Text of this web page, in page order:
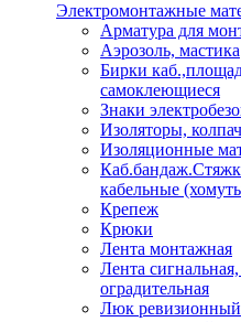
Электромонтажные
Арматура для
Аэрозоль, мастика
Бирки
самоклеющиеся
Знаки
Изоляторы,
Изоляционные
кабельные
Крепеж
Крюки
Лента монтажная
Лента
оградительная
Люк ревизионный